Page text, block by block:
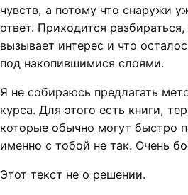
чувств, а потому что снаружи
ответ. Приходится
вызывает интерес и что
под накопившимися слоями.
Я не собираюсь предлагать
курса. Для этого есть книги,
которые обычно могут быстро
именно с тобой не так. Очень
Этот текст не о решении.